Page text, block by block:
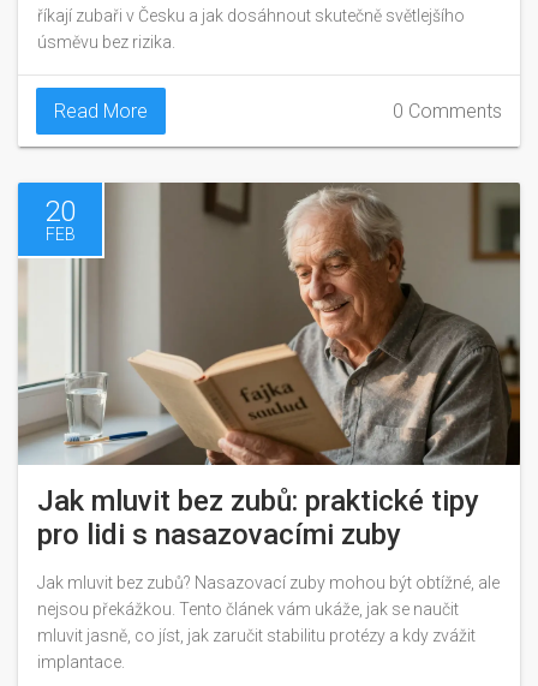
říkají zubaři v Česku a jak dosáhnout skutečně světlejšího
úsměvu bez rizika.
Read More 0 Comments
20
FEB
Jak mluvit bez zubů: praktické tipy
pro lidi s nasazovacími zuby
Jak mluvit bez zubů? Nasazovací zuby mohou být obtížné, ale
nejsou překážkou. Tento článek vám ukáže, jak se naučit
mluvit jasně, co jíst, jak zaručit stabilitu protézy a kdy zvážit
implantace.